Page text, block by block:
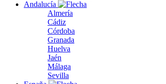
Andalucía
Almería
Cádiz
Córdoba
Granada
Huelva
Jaén
Málaga
Sevilla